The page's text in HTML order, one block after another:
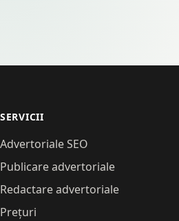
SERVICII
Advertoriale SEO
Publicare advertoriale
Redactare advertoriale
Prețuri